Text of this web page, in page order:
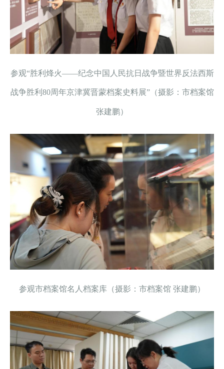
参观“胜利烽火——纪念中国人民抗日战争暨世界反法西斯
战争胜利80周年京津冀晋蒙档案史料展”（摄影：市档案馆
张建鹏）
参观市档案馆名人档案库（摄影：市档案馆 张建鹏）